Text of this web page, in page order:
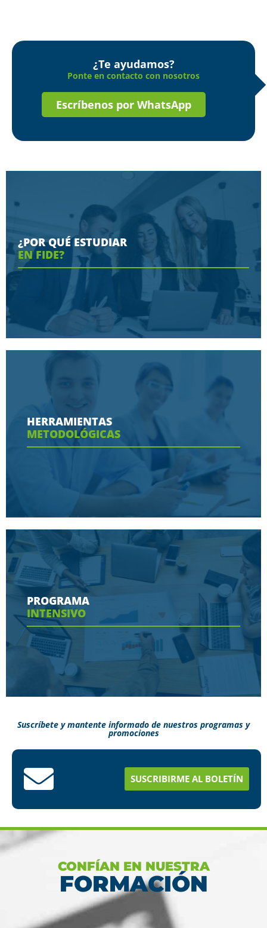
¿Te ayudamos?
Ponte en contacto con nosotros
Escríbenos por WhatsApp
¿POR QUÉ ESTUDIAR
EN FIDE?
Conoce aquí las razones porque nos eligen
Ver más
HERRAMIENTAS
METODOLÓGICAS
Conoce aquí las herramientas con las que
contaras en tu programa
Ver más
PROGRAMA
INTENSIVO
estudios en menos tiempo
Suscríbete y mantente informado de nuestros programas y
promociones
SUSCRIBIRME AL BOLETÍN
CONFÍAN EN NUESTRA
FORMACIÓN